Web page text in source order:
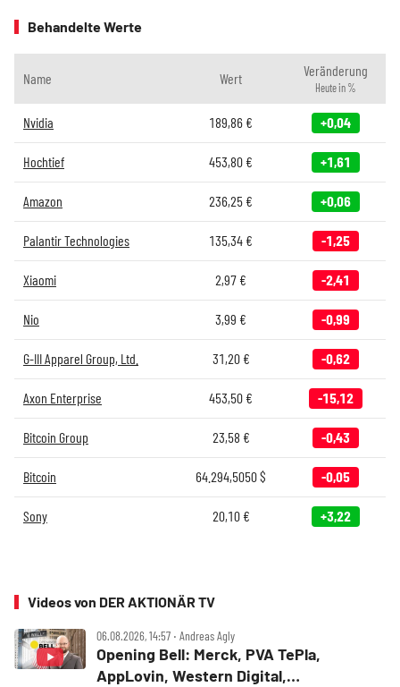
Behandelte Werte
Name Wert Veränderung
Heute in %
Nvidia 189,86 € +0,04
Hochtief 453,80 € +1,61
Amazon 236,25 € +0,06
Palantir Technologies 135,34 € -1,25
Xiaomi 2,97 € -2,41
Nio 3,99 € -0,99
G-III Apparel Group, Ltd. 31,20€ -0,62
Axon Enterprise 453,50 € -15,12
Bitcoin Group 23,58 € -0,43
Bitcoin 64.294,5050$ -0,05
Sony 20,10€ +3,22
Videos von DER AKTIONÄR TV
06.08.2026, 14:57 ‧ Andreas Agly
Opening Bell: Merck, PVA TePla,
AppLovin, Western Digital,